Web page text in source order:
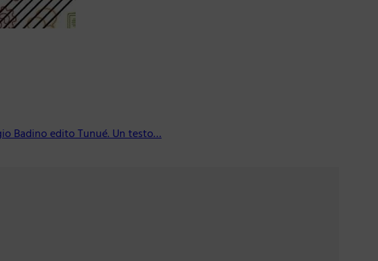
Badino edito Tunué. Un testo…